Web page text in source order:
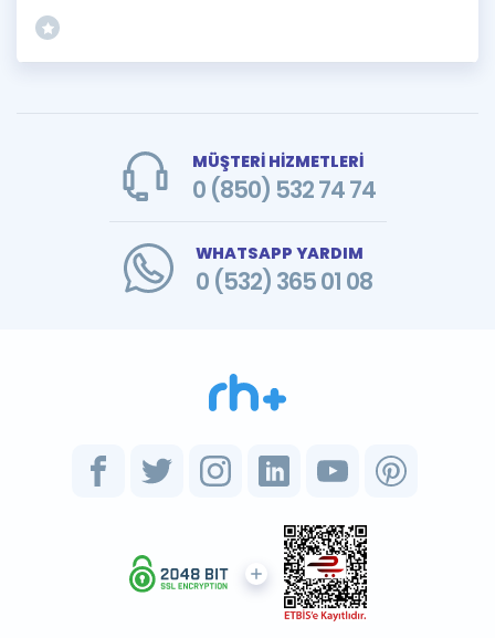
MÜŞTERİ HİZMETLERİ
0 (850) 532 74 74
WHATSAPP YARDIM
0 (532) 365 01 08